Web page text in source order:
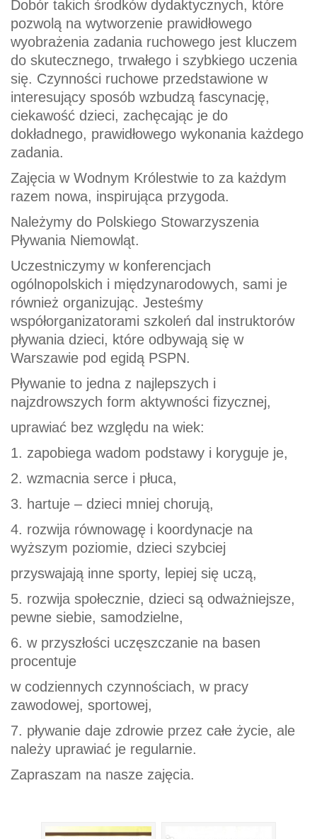
Dobór takich środków dydaktycznych, które
pozwolą na wytworzenie prawidłowego
wyobrażenia zadania ruchowego jest kluczem
do skutecznego, trwałego i szybkiego uczenia
się. Czynności ruchowe przedstawione w
interesujący sposób wzbudzą fascynację,
ciekawość dzieci, zachęcając je do
dokładnego, prawidłowego wykonania każdego
zadania.
Zajęcia w Wodnym Królestwie to za każdym
razem nowa, inspirująca przygoda.
Należymy do Polskiego Stowarzyszenia
Pływania Niemowląt.
Uczestniczymy w konferencjach
ogólnopolskich i międzynarodowych, sami je
również organizując. Jesteśmy
współorganizatorami szkoleń dal instruktorów
pływania dzieci, które odbywają się w
Warszawie pod egidą PSPN.
Pływanie to jedna z najlepszych i
najzdrowszych form aktywności fizycznej,
uprawiać bez względu na wiek:
1. zapobiega wadom podstawy i koryguje je,
2. wzmacnia serce i płuca,
3. hartuje – dzieci mniej chorują,
4. rozwija równowagę i koordynacje na
wyższym poziomie, dzieci szybciej
przyswajają inne sporty, lepiej się uczą,
5. rozwija społecznie, dzieci są odważniejsze,
pewne siebie, samodzielne,
6. w przyszłości uczęszczanie na basen
procentuje
w codziennych czynnościach, w pracy
zawodowej, sportowej,
7. pływanie daje zdrowie przez całe życie, ale
należy uprawiać je regularnie.
Zapraszam na nasze zajęcia.